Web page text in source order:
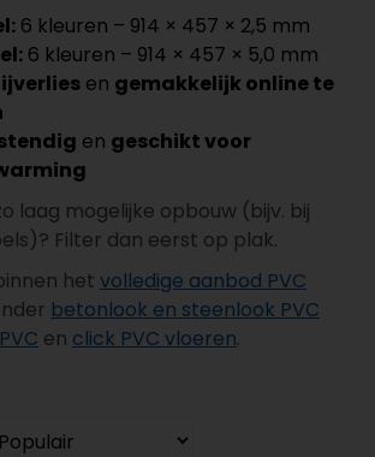
6 kleuren – 914 × 457 × 2,5 mm
6 kleuren – 914 × 457 × 5,0 mm
en gemakkelijk online te
en geschikt voor
laag mogelijke opbouw (bijv. bij
Filter dan eerst op plak.
het volledige aanbod PVC
betonlook en steenlook PVC
en click PVC vloeren.